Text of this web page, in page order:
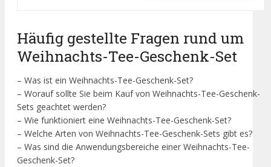
Häufig gestellte Fragen rund um
Weihnachts-Tee-Geschenk-Set
– Was ist ein Weihnachts-Tee-Geschenk-Set?
– Worauf sollte Sie beim Kauf von Weihnachts-Tee-Geschenk-
Sets geachtet werden?
– Wie funktioniert eine Weihnachts-Tee-Geschenk-Set?
– Welche Arten von Weihnachts-Tee-Geschenk-Sets gibt es?
– Was sind die Anwendungsbereiche einer Weihnachts-Tee-
Geschenk-Set?